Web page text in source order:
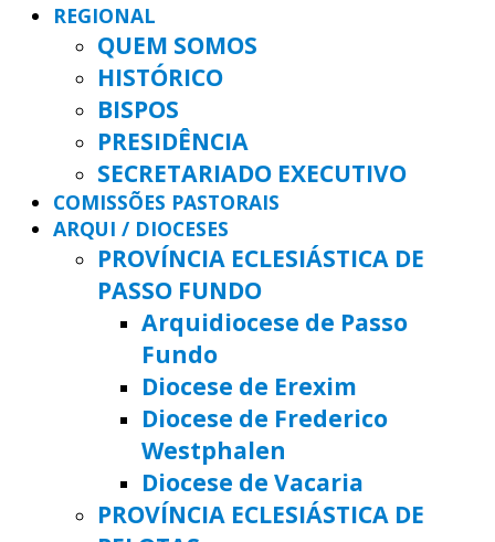
REGIONAL
QUEM SOMOS
HISTÓRICO
BISPOS
PRESIDÊNCIA
SECRETARIADO EXECUTIVO
COMISSÕES PASTORAIS
ARQUI / DIOCESES
PROVÍNCIA ECLESIÁSTICA DE
PASSO FUNDO
Arquidiocese de Passo
Fundo
Diocese de Erexim
Diocese de Frederico
Westphalen
Diocese de Vacaria
PROVÍNCIA ECLESIÁSTICA DE